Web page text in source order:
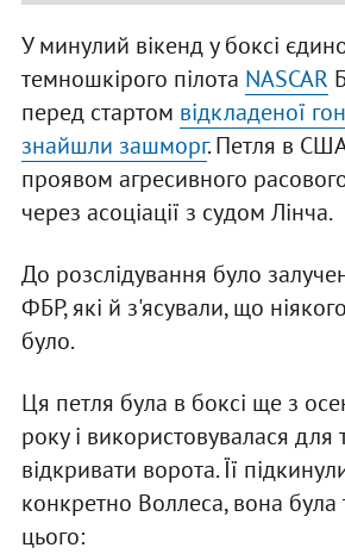
У минулий вікенд у боксі
темношкірого пілота NASCAR
перед стартом відкладеної
знайшли зашморг. Петля в
проявом агресивного
через асоціації з судом Лінча.
До розслідування було
ФБР, які й з'ясували, що
було.
Ця петля була в боксі ще з
року і використовувалася для
відкривати ворота. Її
конкретно Воллеса, вона була
цього: